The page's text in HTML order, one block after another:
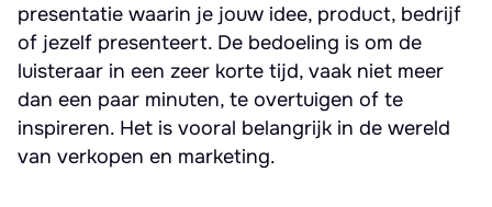
presentatie waarin je jouw idee, product, bedrijf
of jezelf presenteert. De bedoeling is om de
luisteraar in een zeer korte tijd, vaak niet meer
dan een paar minuten, te overtuigen of te
inspireren. Het is vooral belangrijk in de wereld
van verkopen en marketing.